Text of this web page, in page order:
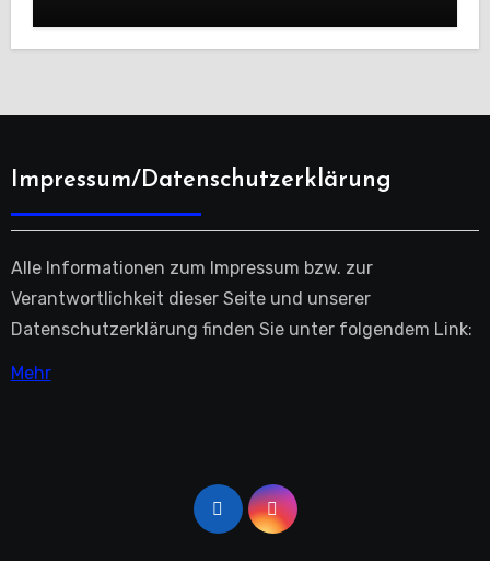
Impressum/Datenschutzerklärung
Alle Informationen zum Impressum bzw. zur
Verantwortlichkeit dieser Seite und unserer
Datenschutzerklärung finden Sie unter folgendem Link:
Mehr